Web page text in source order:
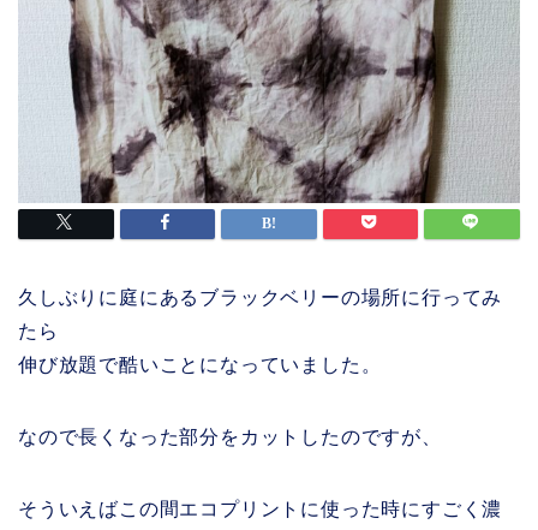
久しぶりに庭にあるブラックベリーの場所に行ってみ
たら
伸び放題で酷いことになっていました。
なので長くなった部分をカットしたのですが、
そういえばこの間エコプリントに使った時にすごく濃